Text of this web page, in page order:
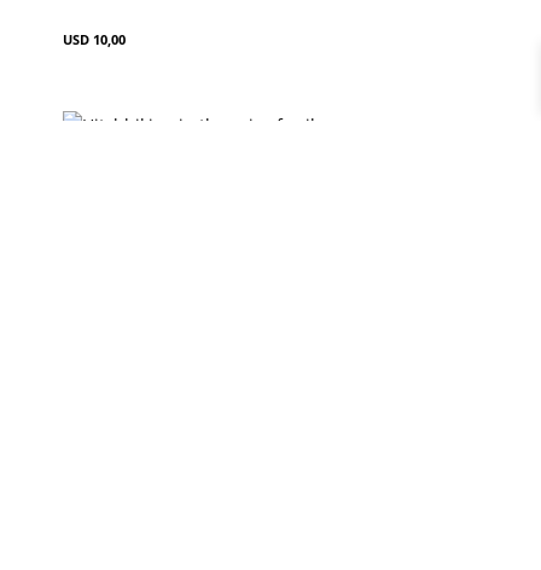
USD10,00